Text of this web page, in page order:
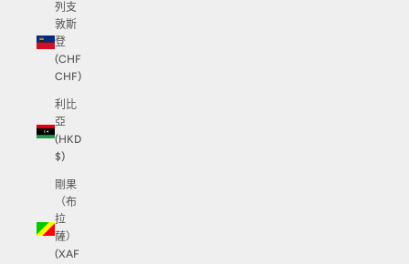
列支
敦斯
登
(CHF
CHF)
利比
亞
(HKD
$)
剛果
（布
拉
薩）
(XAF